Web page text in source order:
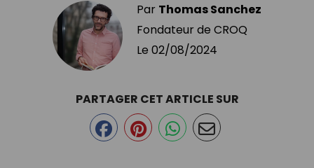
Par Thomas Sanchez
Fondateur de CROQ
Le 02/08/2024
PARTAGER CET ARTICLE SUR